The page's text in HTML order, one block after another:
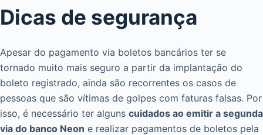
Dicas de segurança
Apesar do pagamento via boletos bancários ter se
tornado muito mais seguro a partir da implantação do
boleto registrado, ainda são recorrentes os casos de
pessoas que são vítimas de golpes com faturas falsas. Por
isso, é necessário ter alguns cuidados ao emitir a segunda
via do banco Neon e realizar pagamentos de boletos pela